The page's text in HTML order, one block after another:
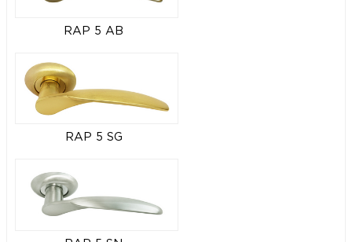
RAP 5 AB
RAP 5 SG